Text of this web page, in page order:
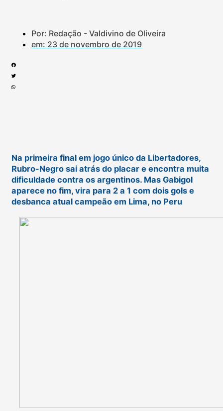
Por: Redação - Valdivino de Oliveira
em: 23 de novembro de 2019
Na primeira final em jogo único da Libertadores,
Rubro-Negro sai atrás do placar e encontra muita
dificuldade contra os argentinos. Mas Gabigol
aparece no fim, vira para 2 a 1 com dois gols e
desbanca atual campeão em Lima, no Peru